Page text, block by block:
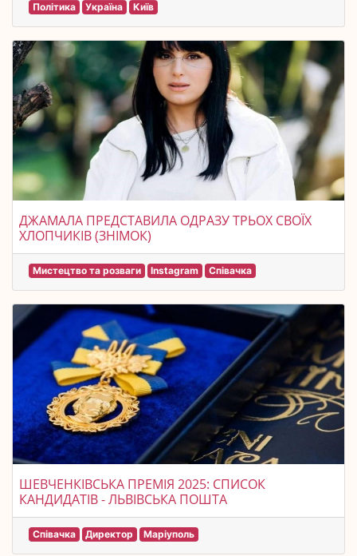
Політика Україна Київ
ДЖАМАЛА ПРЕДСТАВИЛА ОДРАЗУ ТРЬОХ СВОЇХ
ХЛОПЧИКІВ (ЗНІМОК)
Мистецтво та розваги Instagram Співачка
ШЕВЧЕНКІВСЬКА ПРЕМІЯ 2025: СПИСОК
КАНДИДАТІВ - ЛЬВІВСЬКА ПОШТА
Співачка Директор Маріуполь